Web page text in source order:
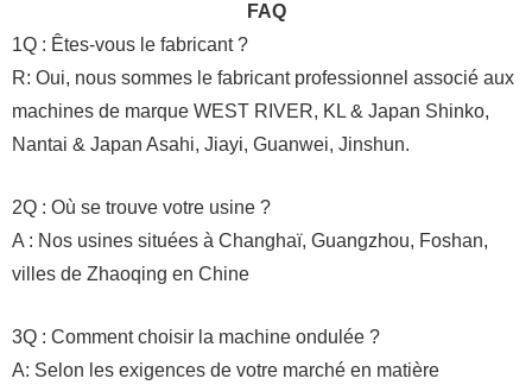
FAQ
1Q : Êtes-vous le fabricant ?
R: Oui, nous sommes le fabricant professionnel associé aux
machines de marque WEST RIVER, KL & Japan Shinko,
Nantai & Japan Asahi, Jiayi, Guanwei, Jinshun.
2Q : Où se trouve votre usine ?
A : Nos usines situées à Changhaï, Guangzhou, Foshan,
villes de Zhaoqing en Chine
3Q : Comment choisir la machine ondulée ?
A: Selon les exigences de votre marché en matière